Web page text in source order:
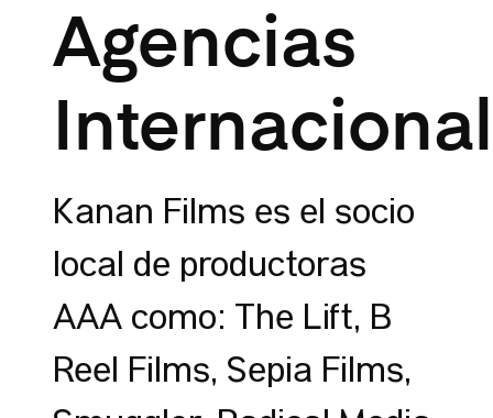
Agencias
Kanan Films es el socio
local de productoras
AAA como: The Lift, B
Reel Films, Sepia Films,